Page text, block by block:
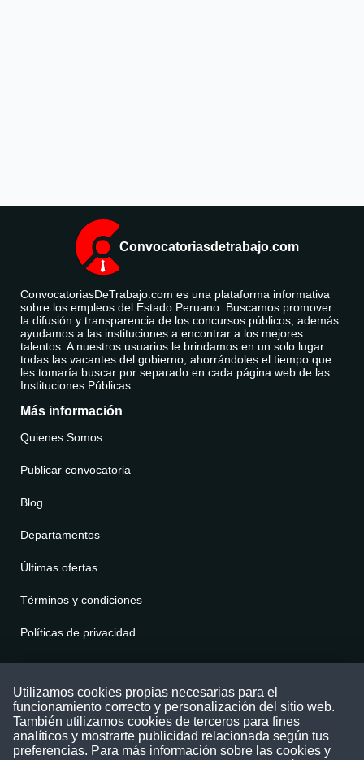
Convocatoriasdetrabajo.com
ConvocatoriasDeTrabajo.com es una plataforma informativa
sobre los empleos del Estado Peruano. Buscamos promover
la difusión y transparencia de los concursos públicos, además
ayudamos a las instituciones a encontrar a los mejores
talentos. A nuestros usuarios le brindamos en un solo lugar
todas las vacantes del gobierno, ahorrándoles el tiempo que
les tomaría buscar por separado en cada página web de las
Instituciones Públicas.
Más información
Quienes Somos
Publicar convocatoria
Blog
Departamentos
Últimas ofertas
Términos y condiciones
Políticas de privacidad
Puede comunicarse con nosotros a través
nuestras redes sociales o del correo:
contacto@convocatoriasdetrabajo.com
Utilizamos cookies propias necesarias para el
funcionamiento correcto y personalización del sitio web.
También utilizamos cookies de terceros para fines
analíticos y mostrarte publicidad relacionada según tus
preferencias. Para más información sobre las cookies y